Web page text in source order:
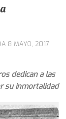
8 MAYO, 2017 ·
dedican a las
su inmortalidad